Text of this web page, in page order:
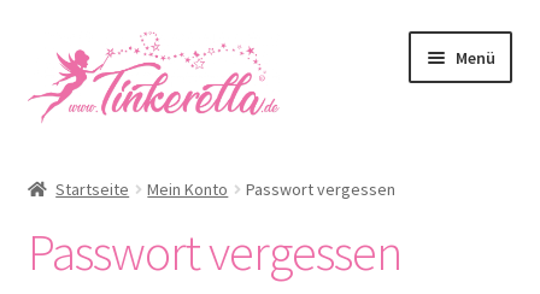
Navigation
springen
Inhalt
springen
Menü
Startseite Mein Konto Passwort vergessen
Passwort vergessen